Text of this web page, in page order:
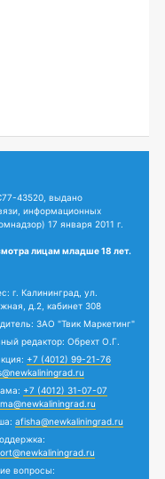
43520, выдано
информационных
17 января 2011 г.
лицам младше 18 лет.
г. Калининград, ул.
д.2, кабинет 308
ЗАО "Твик Маркетинг"
редактор: Обрехт О.Г.
+7 (4012) 99-21-76
+7 (4012) 31-07-07
afisha@newkaliningrad.ru
вопросы: